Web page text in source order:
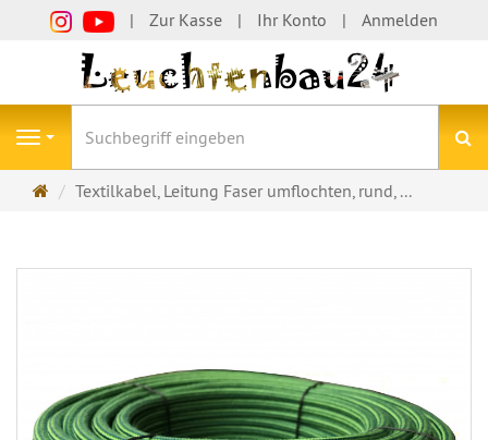
Zur Kasse Ihr Konto Anmelden
Navigation
Startseite
Textilkabel, Leitung Faser umflochten, rund, ...